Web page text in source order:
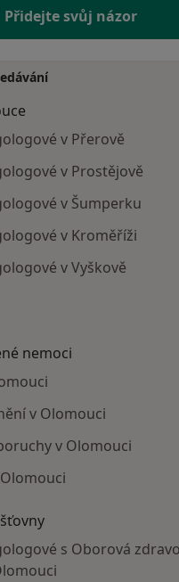
Přidejte svůj názor
v Přerově
v Prostějově
v Šumperku
v Kroměříži
v Vyškově
nemoci
v Olomouci
v Olomouci
s Oborová